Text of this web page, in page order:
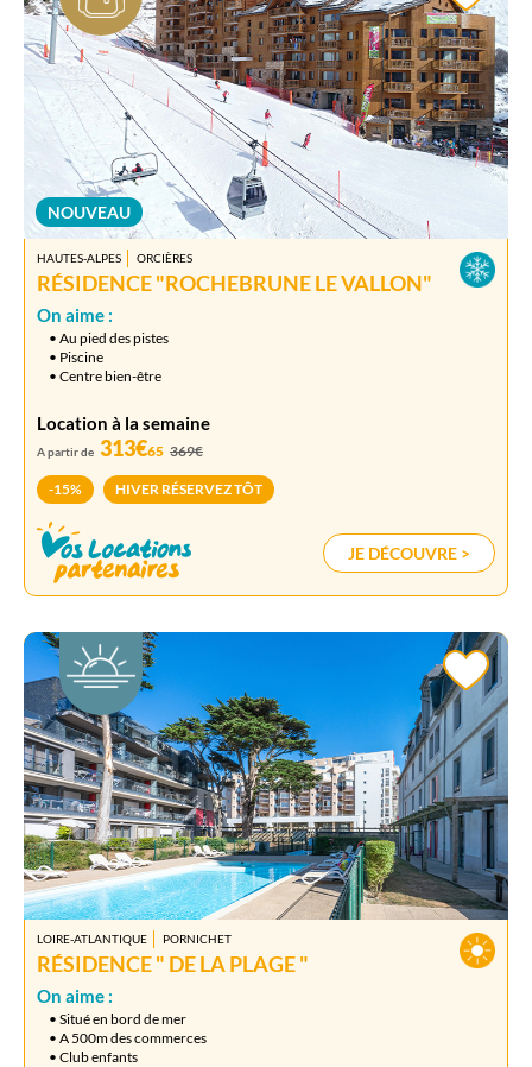
NOUVEAU
HAUTES-ALPES ORCIÈRES
RÉSIDENCE "ROCHEBRUNE LE VALLON"
On aime :
• Au pied des pistes
• Piscine
• Centre bien-être
Location à la semaine
A partir de 313€65 369€
-15% HIVER RÉSERVEZ TÔT
JE DÉCOUVRE >
LOIRE-ATLANTIQUE PORNICHET
RÉSIDENCE " DE LA PLAGE "
On aime :
• Situé en bord de mer
• A 500m des commerces
• Club enfants